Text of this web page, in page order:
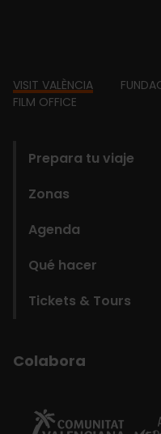
Footer
VISIT VALÈNCIA
FILM OFFICE
Prepara tu viaje
Zonas
Agenda
Qué hacer
Tickets & Tours
Colabora